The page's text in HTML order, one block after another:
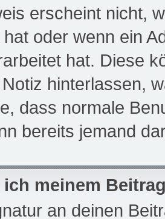
erscheint nicht,
oder wenn ein
hat. Diese
hinterlassen,
dass normale
bereits jemand
ich meinem
an deinen